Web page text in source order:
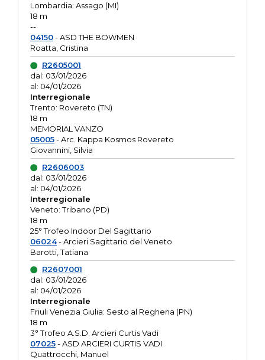
Lombardia: Assago (MI)
18 m
--
04150- ASD THE BOWMEN
Roatta, Cristina
R2605001
dal: 03/01/2026
al: 04/01/2026
Interregionale
Trento: Rovereto (TN)
18 m
MEMORIAL VANZO
05005- Arc. Kappa Kosmos Rovereto
Giovannini, Silvia
R2606003
dal: 03/01/2026
al: 04/01/2026
Interregionale
Veneto: Tribano (PD)
18 m
25° Trofeo Indoor Del Sagittario
06024- Arcieri Sagittario del Veneto
Barotti, Tatiana
R2607001
dal: 03/01/2026
al: 04/01/2026
Interregionale
Friuli Venezia Giulia: Sesto al Reghena (PN)
18 m
3° Trofeo A.S.D. Arcieri Curtis Vadi
07025- ASD ARCIERI CURTIS VADI
Quattrocchi, Manuel